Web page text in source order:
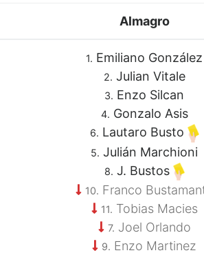
Almagro
1. Emiliano González
2. Julian Vitale
3. Enzo Silcan
4. Gonzalo Asis
6. Lautaro Busto
5. Julián Marchioni
8. J. Bustos
10. Franco
11. Tobias Macies
7. Joel Orlando
9. Enzo Martinez